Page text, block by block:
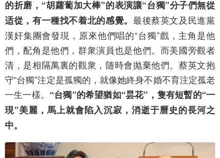
的折磨，“胡蘿蔔加大棒”的表演讓“台獨”分子們無從
适從，有一種找不着北的感覺。 最後蔡英文及民進黨
漢奸集團會發現，原來他們唱的“台獨”戲，主角是他
們，配角是他們，群衆演員也是他們。而美國旁觀者
清，是相隔萬裏的觀衆，随時會抛棄他們。蔡英文抱
守“台獨”注定是孤獨的，就像她終身不婚不育注定孤老
一生一樣。 “台獨”的希望猶如“昙花”，隻有短暫的“一
現”美麗，馬上就會陷入沉寂，消逝于曆史的長河之
中。